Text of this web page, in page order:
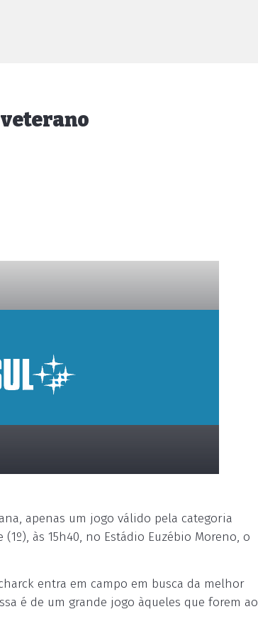
apenas um jogo válido pela categoria
às 15h40, no Estádio Euzébio Moreno, o
entra em campo em busca da melhor
é de um grande jogo àqueles que forem ao